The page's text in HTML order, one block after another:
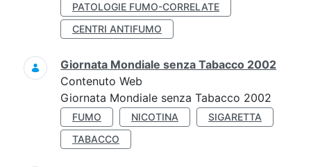
PATOLOGIE FUMO-CORRELATE
CENTRI ANTIFUMO
Giornata Mondiale senza Tabacco 2002
Contenuto Web
Giornata Mondiale senza Tabacco 2002
FUMO NICOTINA
SIGARETTA
TABACCO